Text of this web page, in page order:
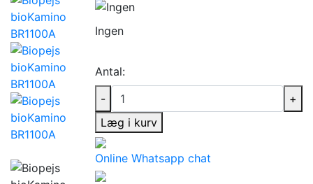
Ingen
Antal:
-
+
Læg i kurv
Online Whatsapp chat